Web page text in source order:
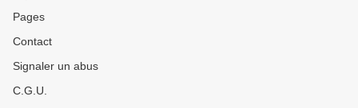
Pages
Contact
Signaler un abus
C.G.U.